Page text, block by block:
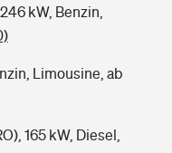
kW, Benzin,
Limousine, ab
165 kW, Diesel,